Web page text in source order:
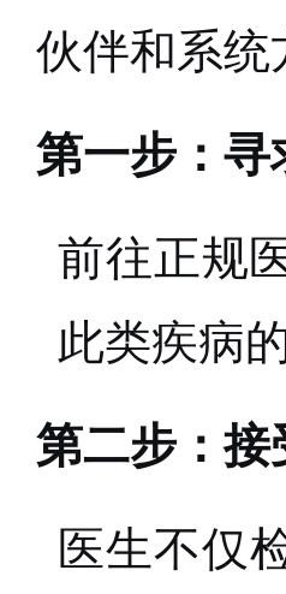
伙伴和系统
第一步：
前往正规
此类疾病
第二步：
医生不仅